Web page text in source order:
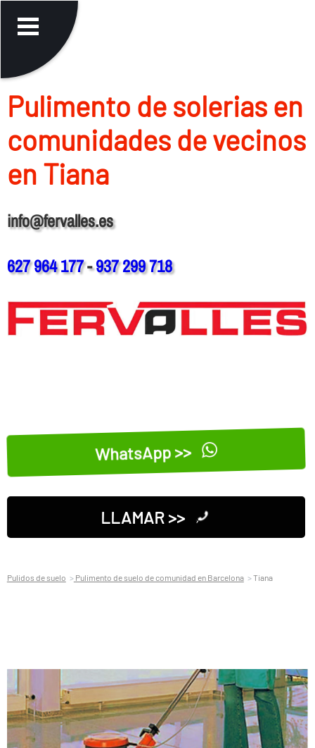
Pulimento de solerias en
comunidades de vecinos
en Tiana
info@fervalles.es
627 964 177-937 299 718
WhatsApp >>
LLAMAR >>
Pulidos de suelo Pulimento de suelo de comunidad en Barcelona Tiana